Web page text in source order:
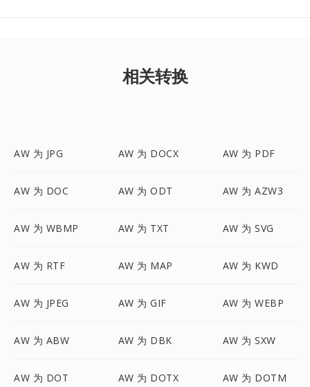
相关转换
AW 为 JPG AW 为 DOCX AW 为 PDF
AW 为 DOC AW 为 ODT AW 为 AZW3
AW 为 WBMP AW 为 TXT AW 为 SVG
AW 为 RTF AW 为 MAP AW 为 KWD
AW 为 JPEG AW 为 GIF AW 为 WEBP
AW 为 ABW AW 为 DBK AW 为 SXW
AW 为 DOT AW 为 DOTX AW 为 DOTM